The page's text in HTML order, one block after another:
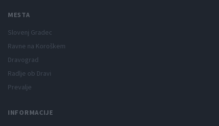
MESTA
Slovenj Gradec
Ravne na Koroškem
Dravograd
Radlje ob Dravi
Prevalje
INFORMACIJE